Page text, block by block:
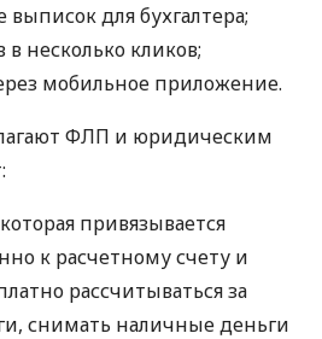
для бухгалтера;
в несколько кликов;
мобильное приложение.
ФЛП и юридическим
привязывается
к расчетному счету и
рассчитываться за
снимать наличные деньги